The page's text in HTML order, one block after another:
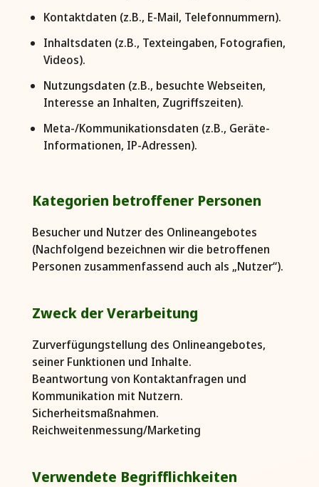
Kontaktdaten (z.B., E-Mail, Telefonnummern).
Inhaltsdaten (z.B., Texteingaben, Fotografien,
Videos).
Nutzungsdaten (z.B., besuchte Webseiten,
Interesse an Inhalten, Zugriffszeiten).
Meta-/Kommunikationsdaten (z.B., Geräte-
Informationen, IP-Adressen).
Kategorien betroffener Personen
Besucher und Nutzer des Onlineangebotes
(Nachfolgend bezeichnen wir die betroffenen
Personen zusammenfassend auch als „Nutzer“).
Zweck der Verarbeitung
Zurverfügungstellung des Onlineangebotes,
seiner Funktionen und Inhalte.
Beantwortung von Kontaktanfragen und
Kommunikation mit Nutzern.
Sicherheitsmaßnahmen.
Reichweitenmessung/Marketing
Verwendete Begrifflichkeiten